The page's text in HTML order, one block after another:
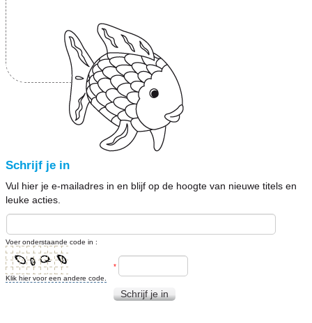
Schrijf je in
Vul hier je e-mailadres in en blijf op de hoogte van nieuwe titels en
leuke acties.
Voer onderstaande code in :
Klik hier voor een andere code.
*
Schrijf je in